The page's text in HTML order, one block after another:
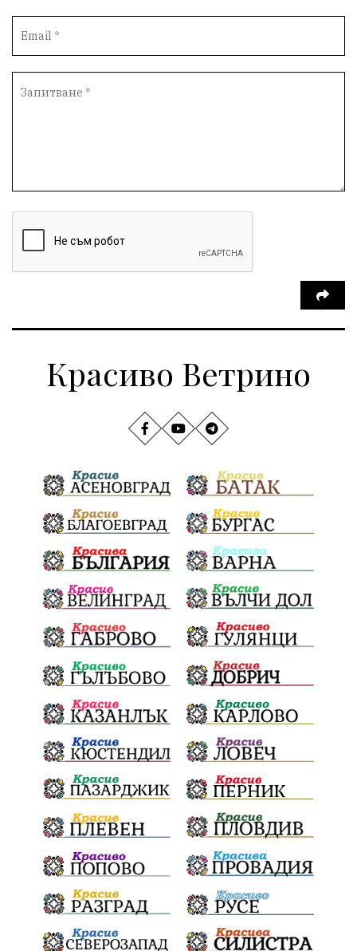
Красиво Ветрино